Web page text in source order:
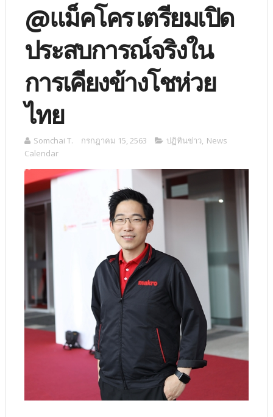
@แม็คโคร เตรียมเปิด
ประสบการณ์จริงใน
การเคียงข้างโชห่วย
ไทย
Somchai T. กรกฎาคม 15, 2563 ปฏิทินข่าว, News
Calendar